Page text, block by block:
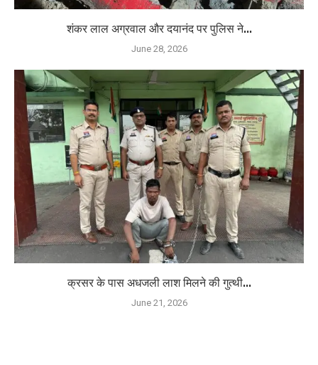
शंकर लाल अग्रवाल और दयानंद पर पुलिस ने...
June 28, 2026
क्रसर के पास अधजली लाश मिलने की गुत्थी...
June 21, 2026